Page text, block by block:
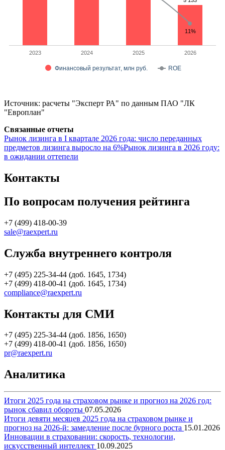
11%
Финансовый результат, млн руб. ROE
2023 2024 2025 2026
Источник: расчеты "Эксперт РА" по данным ПАО "ЛК
"Европлан"
Связанные отчеты
Рынок лизинга в I квартале 2026 года: число переданных
предметов лизинга выросло на 6%Рынок лизинга в 2026 году:
в ожидании оттепели
Контакты
По вопросам получения рейтинга
+7 (499) 418-00-39
sale@raexpert.ru
Служба внутреннего контроля
+7 (495) 225-34-44 (доб. 1645, 1734)
+7 (499) 418-00-41 (доб. 1645, 1734)
compliance@raexpert.ru
Контакты для СМИ
+7 (495) 225-34-44 (доб. 1856, 1650)
+7 (499) 418-00-41 (доб. 1856, 1650)
pr@raexpert.ru
Аналитика
Итоги 2025 года на страховом рынке и прогноз на 2026 год:
рынок сбавил обороты 07.05.2026
Итоги девяти месяцев 2025 года на страховом рынке и
прогноз на 2026-й: замедление после бурного роста 15.01.2026
Инновации в страховании: скорость, технологии,
искусственный интеллект 10.09.2025